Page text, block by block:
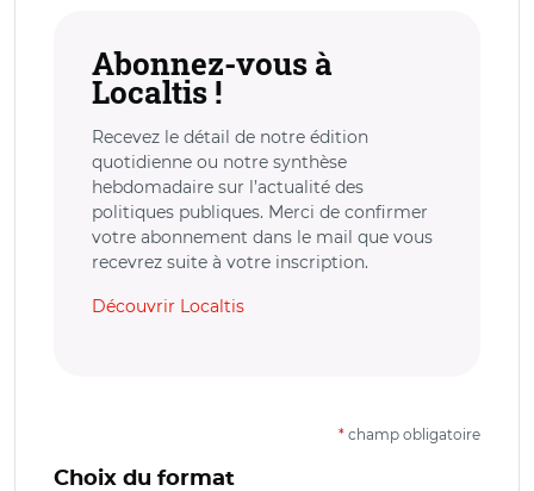
Abonnez-vous à
Localtis !
Recevez le détail de notre édition
quotidienne ou notre synthèse
hebdomadaire sur l’actualité des
politiques publiques. Merci de confirmer
votre abonnement dans le mail que vous
recevrez suite à votre inscription.
Découvrir Localtis
* champ obligatoire
Choix du format